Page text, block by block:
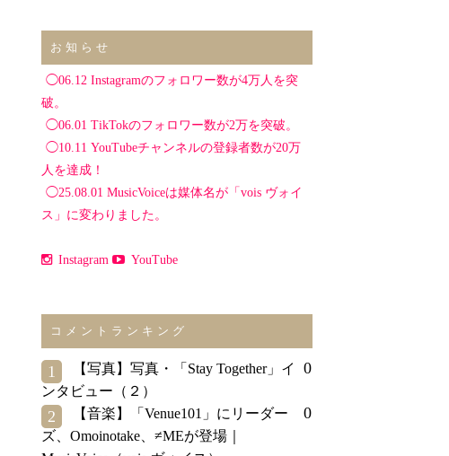
お知らせ
◯06.12 Instagramのフォロワー数が4万人を突
破。
◯06.01 TikTokのフォロワー数が2万を突破。
◯10.11 YouTubeチャンネルの登録者数が20万
人を達成！
◯25.08.01 MusicVoiceは媒体名が「vois ヴォイ
ス」に変わりました。
Instagram YouTube
コメントランキング
1
【写真】写真・「Stay Together」イ
ンタビュー（２）
0
2
【音楽】「Venue101」にリーダー
ズ、Omoinotake、≠MEが登場｜
0